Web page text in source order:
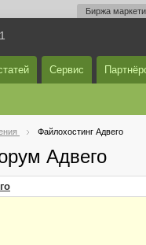
Биржа
Сервис
Файлохостинг Адвего
Адвего